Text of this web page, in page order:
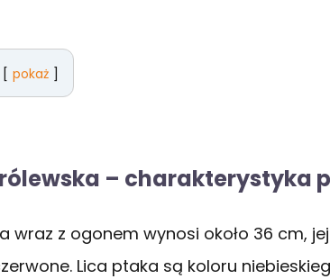
pokaż
– charakterystyka
wraz z ogonem wynosi około 36 cm,
Lica ptaka są koloru